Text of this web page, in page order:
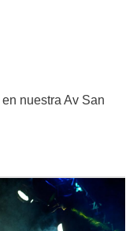
nuestra Av San